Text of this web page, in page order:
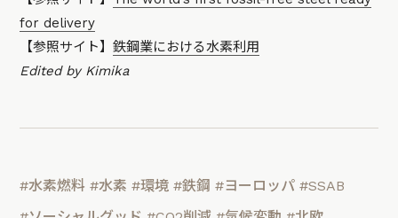
for delivery
【参照サイト】鉄鋼業における水素利用
Edited by Kimika
#水素燃料 #水素 #環境 #鉄鋼 #ヨーロッパ #SSAB